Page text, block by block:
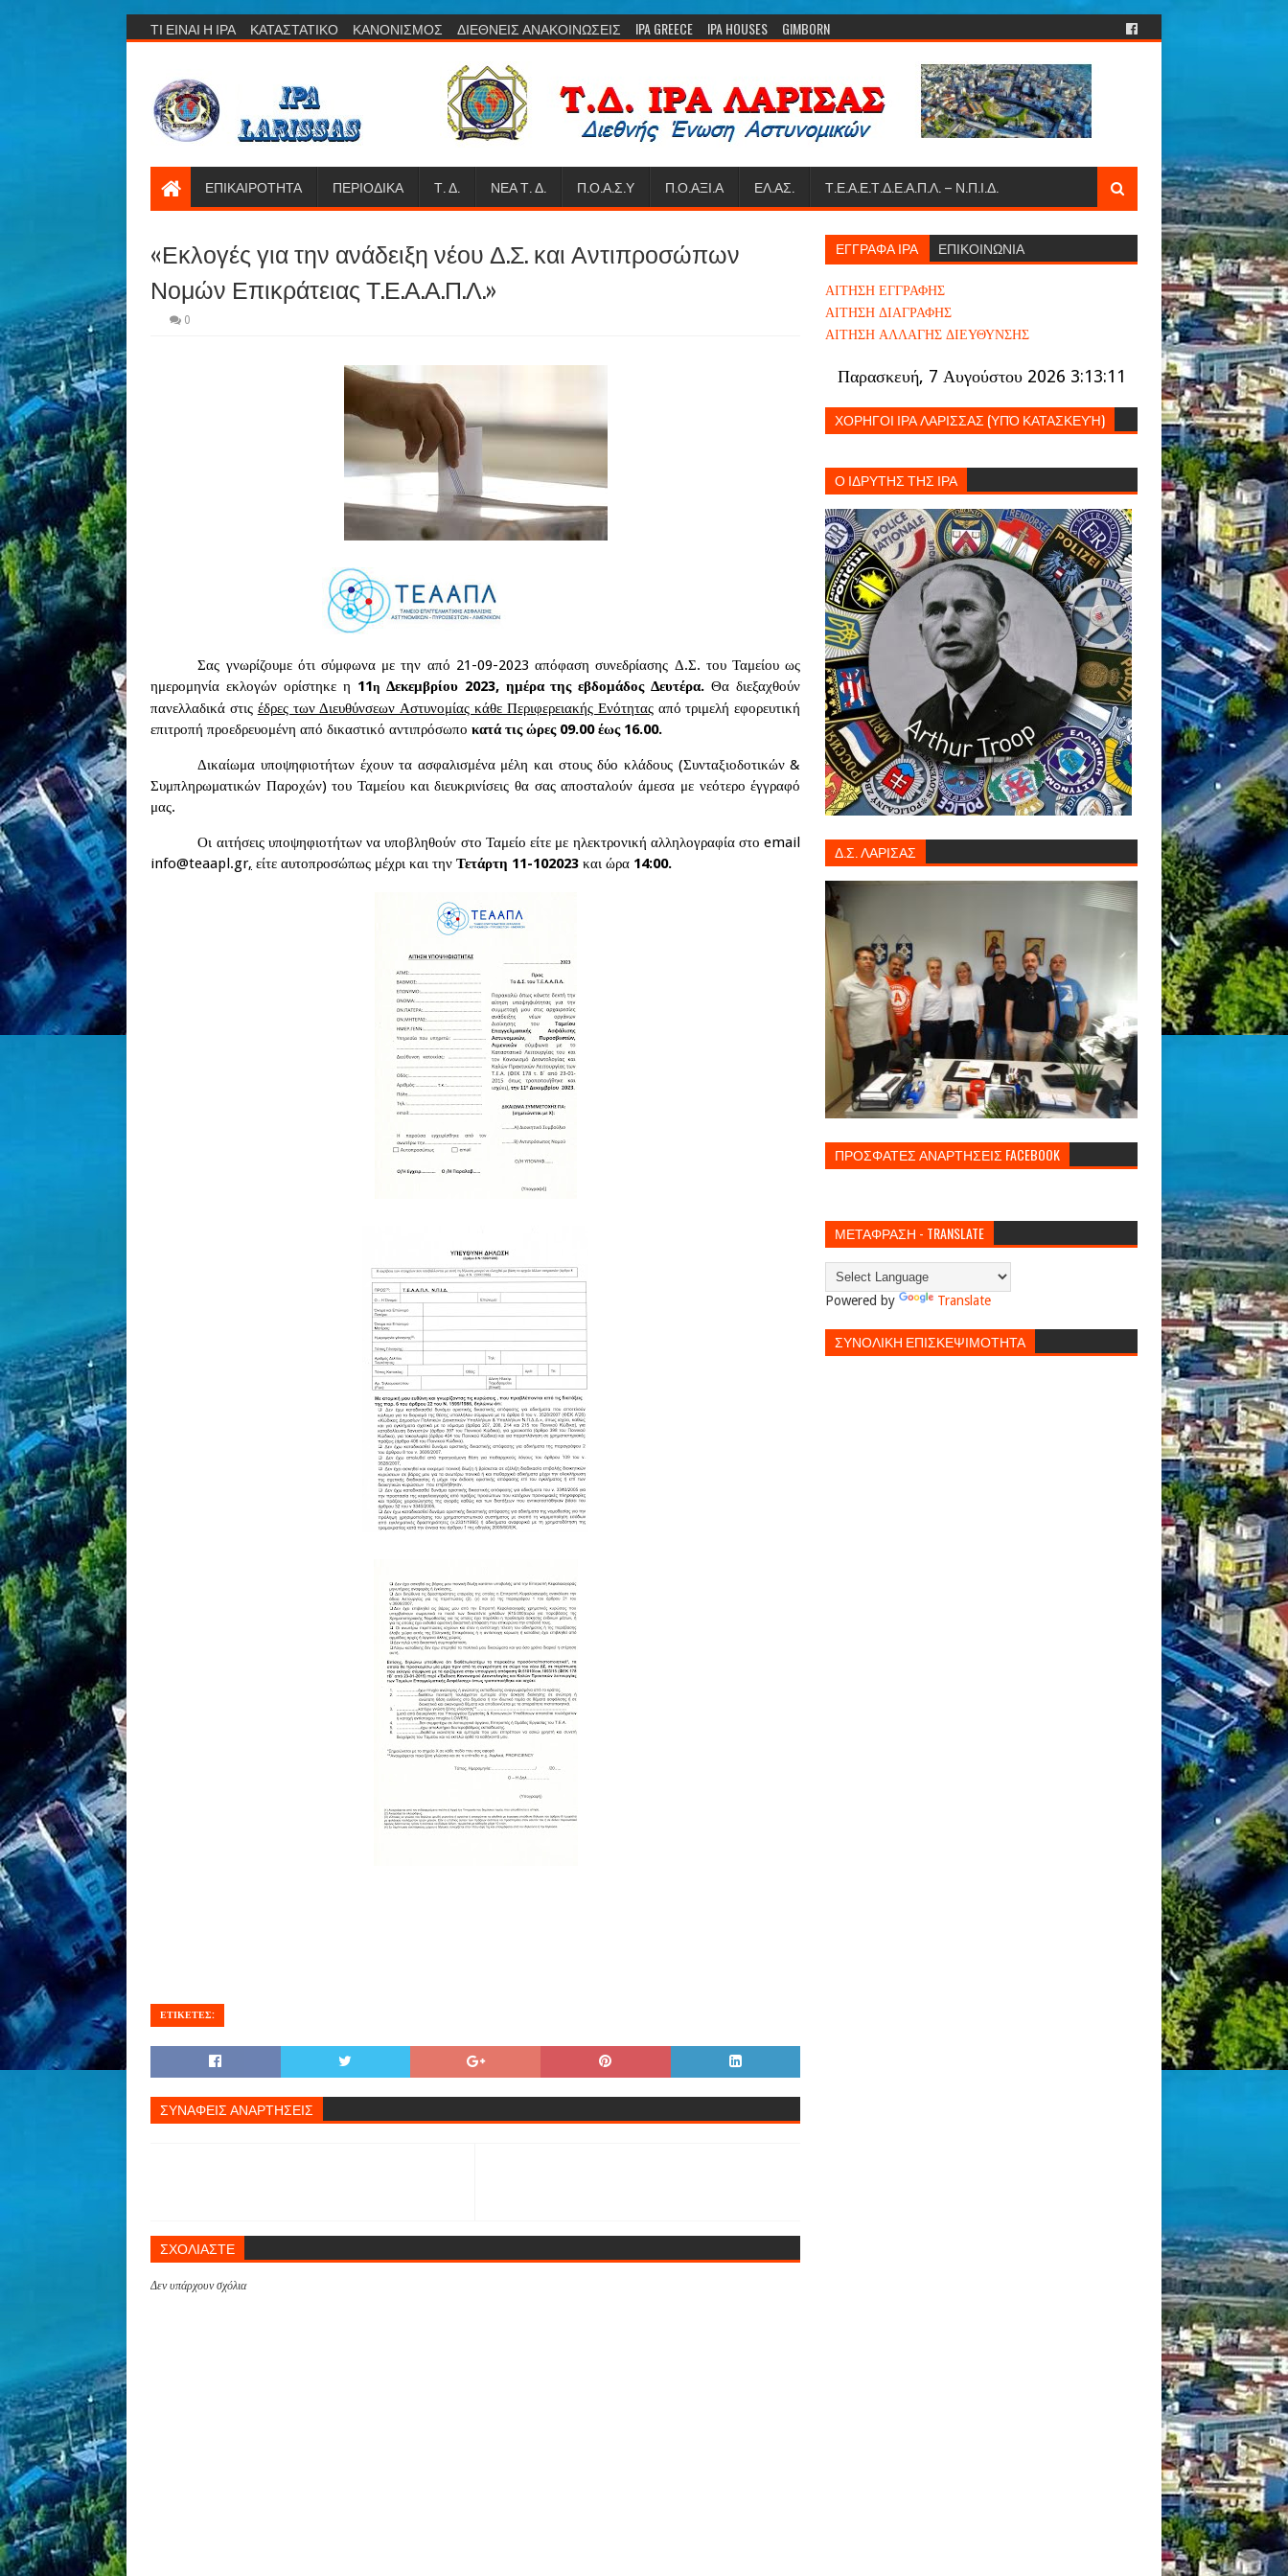
ΤΙ ΕΙΝΑΙ Η ΙΡΑ ΚΑΤΑΣΤΑΤΙΚΟ ΚΑΝΟΝΙΣΜΟΣ ΔΙΕΘΝΕΙΣ ΑΝΑΚΟΙΝΩΣΕΙΣ IPA GREECE IPA HOUSES GIMBORN
ΕΠΙΚΑΙΡΟΤΗΤΑ ΠΕΡΙΟΔΙΚΑ Τ. Δ. ΝΕΑ Τ. Δ. Π.Ο.Α.Σ.Υ Π.Ο.ΑΞΙ.Α ΕΛ.ΑΣ. Τ.Ε.Α.Ε.Τ.Δ.Ε.Α.Π.Λ. – Ν.Π.Ι.Δ.
«Εκλογές για την ανάδειξη νέου Δ.Σ. και Αντιπροσώπων
Νομών Επικράτειας Τ.Ε.Α.Α.Π.Λ.»
0
Σας γνωρίζουμε ότι σύμφωνα με την από 21-09-2023 απόφαση συνεδρίασης Δ.Σ. του Ταμείου ως
ημερομηνία εκλογών ορίστηκε η 11ηΔεκεμβρίου 2023, ημέρα της εβδομάδος Δευτέρα.Θα διεξαχθούν
πανελλαδικά στις έδρες των Διευθύνσεων Αστυνομίας κάθε Περιφερειακής Ενότηταςαπό τριμελή εφορευτική
επιτροπή προεδρευομένη από δικαστικό αντιπρόσωπο κατά τις ώρες 09.00 έως 16.00.
Δικαίωμα υποψηφιοτήτων έχουν τα ασφαλισμένα μέλη και στους δύο κλάδους (Συνταξιοδοτικών &
Συμπληρωματικών Παροχών) του Ταμείου και διευκρινίσεις θα σας αποσταλούν άμεσα με νεότερο έγγραφό
μας.
Οι αιτήσεις υποψηφιοτήτων να υποβληθούν στο Ταμείο είτε με ηλεκτρονική αλληλογραφία στοemail
info@teaapl.gr, είτε αυτοπροσώπως μέχρι και την Τετάρτη 11-10­2023 και ώρα 14:00.
ΕΤΙΚΕΤΕΣ:
ΣΥΝΑΦΕΙΣ ΑΝΑΡΤΗΣΕΙΣ
ΣΧΟΛΙΑΣΤΕ
Δεν υπάρχουν σχόλια
ΕΓΓΡΑΦΑ ΙΡΑ ΕΠΙΚΟΙΝΩΝΙΑ
ΑΙΤΗΣΗ ΕΓΓΡΑΦΗΣ
ΑΙΤΗΣΗ ΔΙΑΓΡΑΦΗΣ
ΑΙΤΗΣΗ ΑΛΛΑΓΗΣ ΔΙΕΥΘΥΝΣΗΣ
Παρασκευή, 7 Αυγούστου 2026 3:13:12
ΧΟΡΗΓΟΙ ΙΡΑ ΛΑΡΙΣΣΑΣ (ΥΠΌ ΚΑΤΑΣΚΕΥΉ)
Ο ΙΔΡΥΤΗΣ ΤΗΣ ΙΡΑ
Δ.Σ. ΛΑΡΙΣΑΣ
ΠΡΟΣΦΑΤΕΣ ΑΝΑΡΤΗΣΕΙΣ FACEBOOK
ΜΕΤΑΦΡΑΣΗ - TRANSLATE
Powered by Translate
ΣΥΝΟΛΙΚΗ ΕΠΙΣΚΕΨΙΜΟΤΗΤΑ